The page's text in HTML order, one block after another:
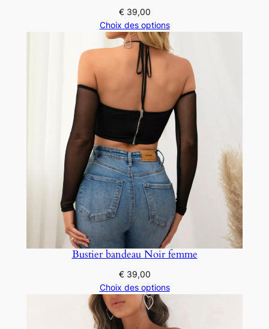
€39,00
Choix des options
Bustier bandeau Noir femme
€39,00
Choix des options